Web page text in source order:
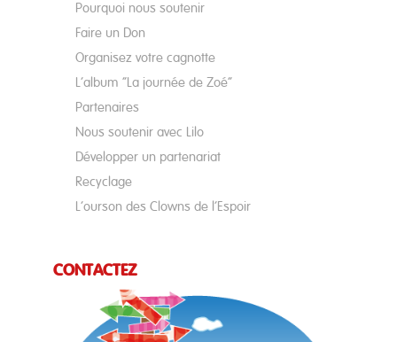
Pourquoi nous soutenir
Faire un Don
Organisez votre cagnotte
L’album “La journée de Zoé”
Partenaires
Nous soutenir avec Lilo
Développer un partenariat
Recyclage
L’ourson des Clowns de l’Espoir
CONTACTEZ